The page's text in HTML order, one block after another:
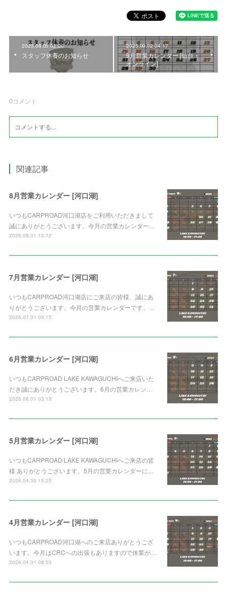
2025.09.05 02:20
スタッフ休養のお知らせ
2025.09.02 04:17
9月営業カレンダー [仙台・
オンライン]
0コメント
関連記事
8月営業カレンダー [河口湖]
いつもCARPROAD河口湖店をご利用いただきまして
誠にありがとうございます。今月の営業カレンダー…
2026.08.01 13:12
7月営業カレンダー [河口湖]
いつもCARPROAD河口湖店にご来店の皆様、誠にあ
りがとうございます。今月の営業カレンダーです。…
2026.07.01 09:15
6月営業カレンダー [河口湖]
いつもCARPROAD LAKE KAWAGUCHIへご来店いた
だき誠にありがとうございます。6月の営業カレン…
2026.06.01 03:15
5月営業カレンダー [河口湖]
いつもCARPROAD LAKE KAWAGUCHIへご来店の皆
様 ありがとうございます。5月の営業カレンダーに…
2026.04.30 15:25
4月営業カレンダー [河口湖]
いつもCARPROAD河口湖へのご来店ありがとうござ
います。今月はCRCへの出張もありますので休業が…
2026.04.01 08:53